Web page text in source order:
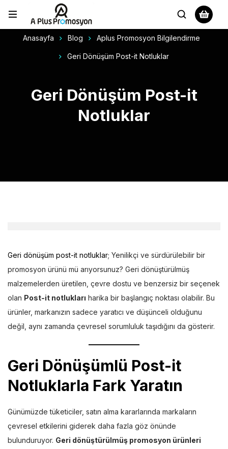
Anasayfa Blog Aplus Promosyon Bilgilendirme
Geri Dönüşüm Post-it Notluklar
Geri Dönüşüm Post-it
Notluklar
Geri dönüşüm post-it notluklar; Yenilikçi ve sürdürülebilir bir
promosyon ürünü mü arıyorsunuz? Geri dönüştürülmüş
malzemelerden üretilen, çevre dostu ve benzersiz bir seçenek
olan Post-it notlukları harika bir başlangıç noktası olabilir. Bu
ürünler, markanızın sadece yaratıcı ve düşünceli olduğunu
değil, aynı zamanda çevresel sorumluluk taşıdığını da gösterir.
Geri Dönüşümlü Post-it
Notluklarla Fark Yaratın
Günümüzde tüketiciler, satın alma kararlarında markaların
çevresel etkilerini giderek daha fazla göz önünde
bulunduruyor. Geri dönüştürülmüş promosyon ürünleri